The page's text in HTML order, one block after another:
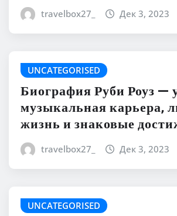
travelbox27_ Дек 3, 2023
UNCATEGORISED
Биография Руби Роуз —
музыкальная карьера,
жизнь и знаковые
travelbox27_ Дек 3, 2023
UNCATEGORISED